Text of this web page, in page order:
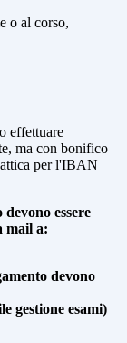
o al corso,
effettuare
ma con bonifico
per l'IBAN
essere
mail a:
devono
gestione esami)